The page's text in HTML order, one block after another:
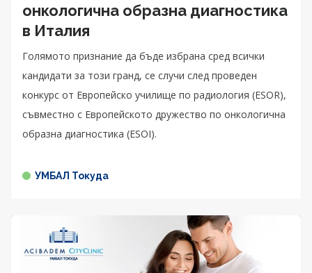
онкологична образна диагностика
в Италия
Голямото признание да бъде избрана сред всички
кандидати за този гранд, се случи след проведен
конкурс от Европейско училище по радиология (ESOR),
съвместно с Европейското дружество по онкологична
образна диагностика (ESOI).
УМБАЛ Токуда